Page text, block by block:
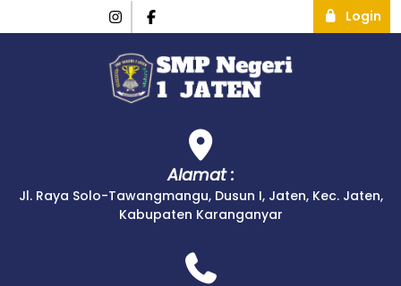
Login
Alamat :
Jl. Raya Solo-Tawangmangu, Dusun I, Jaten, Kec. Jaten,
Kabupaten Karanganyar